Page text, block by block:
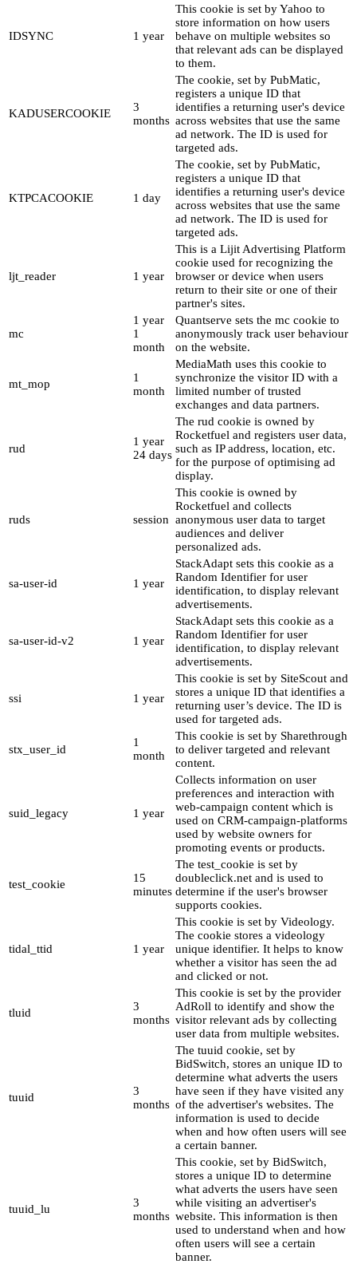
IDSYNC 1 year
This cookie is set by Yahoo to
store information on how users
behave on multiple websites so
that relevant ads can be displayed
to them.
KADUSERCOOKIE
3
months
The cookie, set by PubMatic,
registers a unique ID that
identifies a returning user's device
across websites that use the same
ad network. The ID is used for
targeted ads.
KTPCACOOKIE 1 day
The cookie, set by PubMatic,
registers a unique ID that
identifies a returning user's device
across websites that use the same
ad network. The ID is used for
targeted ads.
ljt_reader 1 year
This is a Lijit Advertising Platform
cookie used for recognizing the
browser or device when users
return to their site or one of their
partner's sites.
mc
1 year
1
month
Quantserve sets the mc cookie to
anonymously track user behaviour
on the website.
mt_mop
1
month
MediaMath uses this cookie to
synchronize the visitor ID with a
limited number of trusted
exchanges and data partners.
rud
1 year
24 days
The rud cookie is owned by
Rocketfuel and registers user data,
such as IP address, location, etc.
for the purpose of optimising ad
display.
ruds session
This cookie is owned by
Rocketfuel and collects
anonymous user data to target
audiences and deliver
personalized ads.
sa-user-id 1 year
StackAdapt sets this cookie as a
Random Identifier for user
identification, to display relevant
advertisements.
sa-user-id-v2 1 year
StackAdapt sets this cookie as a
Random Identifier for user
identification, to display relevant
advertisements.
ssi 1 year
This cookie is set by SiteScout and
stores a unique ID that identifies a
returning user’s device. The ID is
used for targeted ads.
stx_user_id
1
month
This cookie is set by Sharethrough
to deliver targeted and relevant
content.
suid_legacy 1 year
Collects information on user
preferences and interaction with
web-campaign content which is
used on CRM-campaign-platforms
used by website owners for
promoting events or products.
test_cookie
15
minutes
The test_cookie is set by
doubleclick.net and is used to
determine if the user's browser
supports cookies.
tidal_ttid 1 year
This cookie is set by Videology.
The cookie stores a videology
unique identifier. It helps to know
whether a visitor has seen the ad
and clicked or not.
tluid
3
months
This cookie is set by the provider
AdRoll to identify and show the
visitor relevant ads by collecting
user data from multiple websites.
tuuid
3
months
The tuuid cookie, set by
BidSwitch, stores an unique ID to
determine what adverts the users
have seen if they have visited any
of the advertiser's websites. The
information is used to decide
when and how often users will see
a certain banner.
tuuid_lu
3
months
This cookie, set by BidSwitch,
stores a unique ID to determine
what adverts the users have seen
while visiting an advertiser's
website. This information is then
used to understand when and how
often users will see a certain
banner.